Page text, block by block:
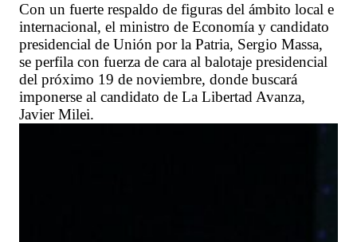
Con un fuerte respaldo de figuras del ámbito local e
internacional, el ministro de Economía y candidato
presidencial de Unión por la Patria, Sergio Massa,
se perfila con fuerza de cara al balotaje presidencial
del próximo 19 de noviembre, donde buscará
imponerse al candidato de La Libertad Avanza,
Javier Milei.